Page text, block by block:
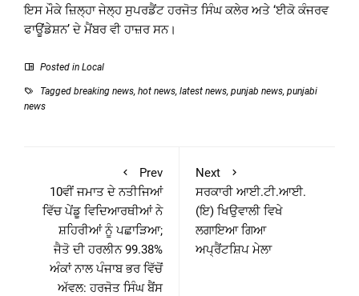
ਇਸ ਮੌਕੇ ਜ਼ਿਲ੍ਹਾ ਜੇਲ੍ਹ ਸੁਪਰਡੈਂਟ ਹਰਜੋਤ ਸਿੰਘ ਕਲੇਰ ਅਤੇ ‘ਈਕੋ ਕੰਜਰਵ
ਫਾਊਂਡੇਸ਼ਨ’ ਦੇ ਮੈਂਬਰ ਵੀ ਹਾਜ਼ਰ ਸਨ।
Posted in Local
Tagged breaking news, hot news, latest news, punjab news, punjabi
news
Prev
10ਵੀਂ ਜਮਾਤ ਦੇ ਨਤੀਜਿਆਂ
ਵਿੱਚ ਪੇਂਡੂ ਵਿਦਿਆਰਥੀਆਂ ਨੇ
ਸ਼ਹਿਰੀਆਂ ਨੂੰ ਪਛਾੜਿਆ;
ਜੈਤੋ ਦੀ ਹਰਲੀਨ 99.38%
ਅੰਕਾਂ ਨਾਲ ਪੰਜਾਬ ਭਰ ਵਿੱਚੋਂ
ਅੱਵਲ: ਹਰਜੋਤ ਸਿੰਘ ਬੈਂਸ
Next
ਸਰਕਾਰੀ ਆਈ.ਟੀ.ਆਈ.
(ਇ) ਖਿਉਵਾਲੀ ਵਿਖੇ
ਲਗਾਇਆ ਗਿਆ
ਅਪ੍ਰੈਂਟਸ਼ਿਪ ਮੇਲਾ